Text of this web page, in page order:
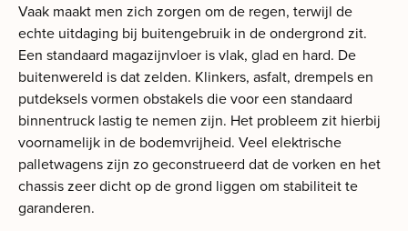
Vaak maakt men zich zorgen om de regen, terwijl de
echte uitdaging bij buitengebruik in de ondergrond zit.
Een standaard magazijnvloer is vlak, glad en hard. De
buitenwereld is dat zelden. Klinkers, asfalt, drempels en
putdeksels vormen obstakels die voor een standaard
binnentruck lastig te nemen zijn. Het probleem zit hierbij
voornamelijk in de bodemvrijheid. Veel elektrische
palletwagens zijn zo geconstrueerd dat de vorken en het
chassis zeer dicht op de grond liggen om stabiliteit te
garanderen.